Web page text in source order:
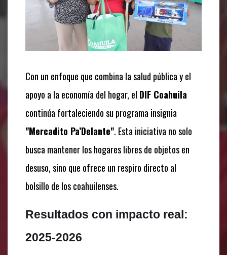
Con un enfoque que combina la salud pública y el
apoyo a la economía del hogar, el DIF Coahuila
continúa fortaleciendo su programa insignia
"Mercadito Pa’Delante". Esta iniciativa no solo
busca mantener los hogares libres de objetos en
desuso, sino que ofrece un respiro directo al
bolsillo de los coahuilenses.
Resultados con impacto real:
2025-2026